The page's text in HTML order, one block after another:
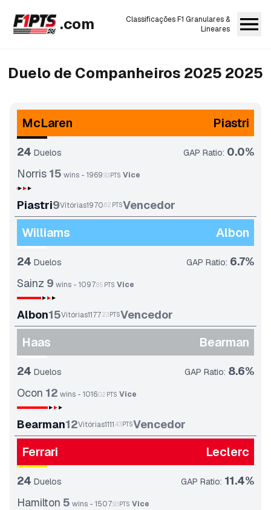
.com
Classificações F1 Granulares &
Lineares
Duelo de Companheiros 2025 2025
McLaren Piastri
24 Duelos GAP Ratio: 0.0%
Norris 15 wins - 1969.93PTS Vice
Piastri9Vitórias1970.62 PTSVencedor
Williams Albon
24 Duelos GAP Ratio: 6.7%
Sainz 9 wins - 1097.85 PTS Vice
Albon15Vitórias1177.23PTSVencedor
Haas Bearman
24 Duelos GAP Ratio: 8.6%
Ocon 12 wins - 1016.02 PTS Vice
Bearman12Vitórias1111.43PTSVencedor
Ferrari Leclerc
24 Duelos GAP Ratio: 11.4%
Hamilton 5 wins - 1507.93PTS Vice